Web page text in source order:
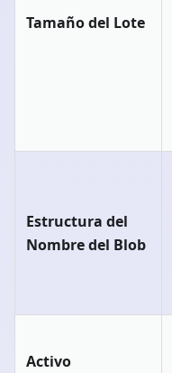
Tamaño del Lote
Estructura del
Nombre del Blob
Activo